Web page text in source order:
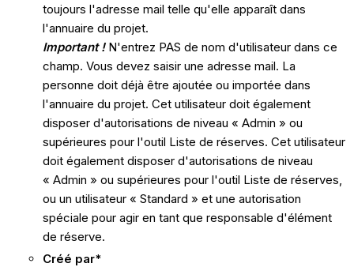
toujours l'adresse mail telle qu'elle apparaît dans
l'annuaire du projet.
Important !N'entrez PAS de nom d'utilisateur dans ce
champ. Vous devez saisir une adresse mail. La
personne doit déjà être ajoutée ou importée dans
l'annuaire du projet. Cet utilisateur doit également
disposer d'autorisations de niveau « Admin » ou
supérieures pour l'outil Liste de réserves. Cet utilisateur
doit également disposer d'autorisations de niveau
« Admin » ou supérieures pour l'outil Liste de réserves,
ou un utilisateur « Standard » et une autorisation
spéciale pour agir en tant que responsable d'élément
de réserve.
Créé par*